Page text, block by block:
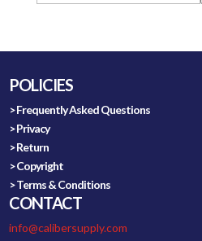
a
POLICIES
> Frequently Asked Questions
> Privacy
> Return
> Copyright
> Terms & Conditions
CONTACT
info@calibersupply.com